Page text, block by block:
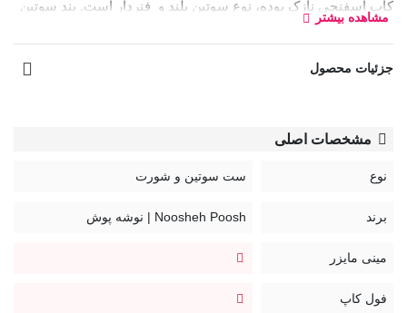
کاپ اسفنجی نازک بوده، نوع سوتین بلند و فنردار است. بند سوتین
است. قسمت داخلی فاق شورت نخی است.
بند سوتین قابل تنظیم و قابل جدا شدن
قزن سوتین: سه ردیف هشت تایی
لطفاً در انتخاب سایز دقت نمایید.
در صورت نیاز به راهنمایی بیشتر از «چت آنلاین» سایت کمک
مشاهده بیشتر
جزئیات محصول
مشخصات اصلی
نوع ست سوتین و شورت
برند Noosheh Poosh | نوشه پوش
مینی مایزر
فول کاپ